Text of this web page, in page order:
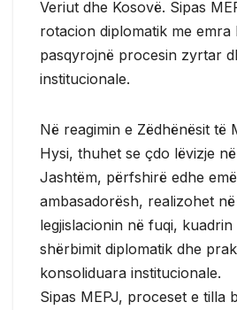
Veriut dhe Kosovë. Sipas
rotacion diplomatik me
pasqyrojnë procesin zyrtar
institucionale.
Në reagimin e Zëdhënësit të
Hysi, thuhet se çdo lëvizje
Jashtëm, përfshirë edhe
ambasadorësh, realizohet
legjislacionin në fuqi,
shërbimit diplomatik dhe
konsoliduara institucionale.
Sipas MEPJ, proceset e tilla